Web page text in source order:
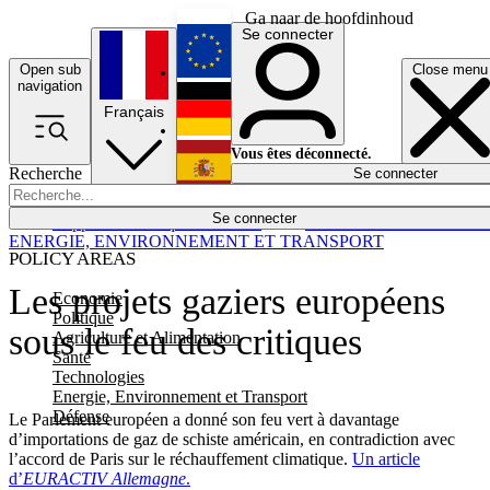
Ga naar de hoofdinhoud
Open sub
navigation
Close menu
Recherche
Se connecter
POLICY AREAS
Economie
Politique
Agriculture et Alimentation
Santé
Technologies
Energie, Environnement et Transport
Défense
Économie
Français
English
Deutsch
Español
Se connecter
Vous êtes déconnecté.
Se connecter
Les projets gaziers européens
sous le feu des critiques
Le Parlement européen a donné son feu vert à davantage
d’importations de gaz de schiste américain, en contradiction avec
l’accord de Paris sur le réchauffement climatique. Un article
d’EURACTIV Allemagne.
ENERGIE, ENVIRONNEMENT ET TRANSPORT